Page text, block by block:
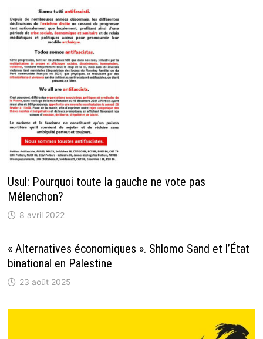
Usul: Pourquoi toute la gauche ne vote pas
Mélenchon?
8 avril 2022
« Alternatives économiques ». Shlomo Sand et l’État
binational en Palestine
23 août 2025